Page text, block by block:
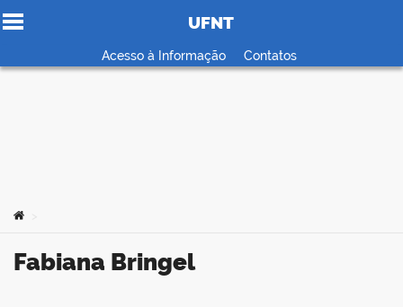
Ir para o conteúdo
UFNT
Acesso à Informação Contatos
Você está aqui:
Fabiana Bringel